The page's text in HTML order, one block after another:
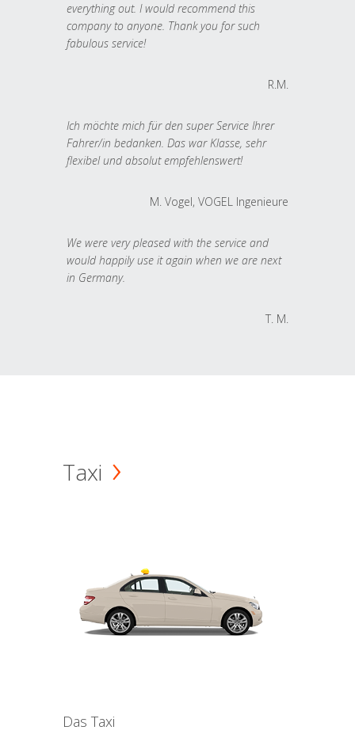
everything out. I would recommend this
company to anyone. Thank you for such
fabulous service!
R.M.
Ich möchte mich für den super Service Ihrer
Fahrer/in bedanken. Das war Klasse, sehr
flexibel und absolut empfehlenswert!
M. Vogel, VOGEL Ingenieure
We were very pleased with the service and
would happily use it again when we are next
in Germany.
T. M.
Taxi
Das Taxi